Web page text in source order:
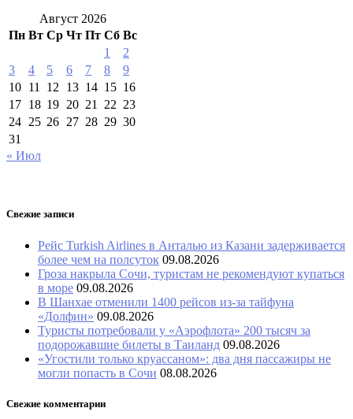
Август 2026
Пн Вт Ср Чт Пт Сб Вс
1
2
3
4 5 6 7 8
9
10 11 12 13 14 15 16
17 18 19 20 21 22 23
24 25 26 27 28 29 30
31
« Июл
Свежие записи
Рейс Turkish Airlines в Анталью из Казани задерживается
более чем на полсуток 09.08.2026
Гроза накрыла Сочи, туристам не рекомендуют купаться
в море 09.08.2026
В Шанхае отменили 1400 рейсов из-за тайфуна
«Долфин» 09.08.2026
Туристы потребовали у «Аэрофлота» 200 тысяч за
подорожавшие билеты в Таиланд 09.08.2026
«Угостили только круассаном»: два дня пассажиры не
могли попасть в Сочи 08.08.2026
Свежие комментарии